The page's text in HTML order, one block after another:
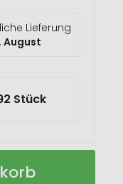
Lieferung
August
Stück